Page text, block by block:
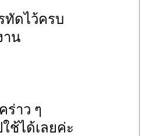
ทัดไว้ครบ
าน
ร่าว ๆ
ช้ได้เลยค่ะ